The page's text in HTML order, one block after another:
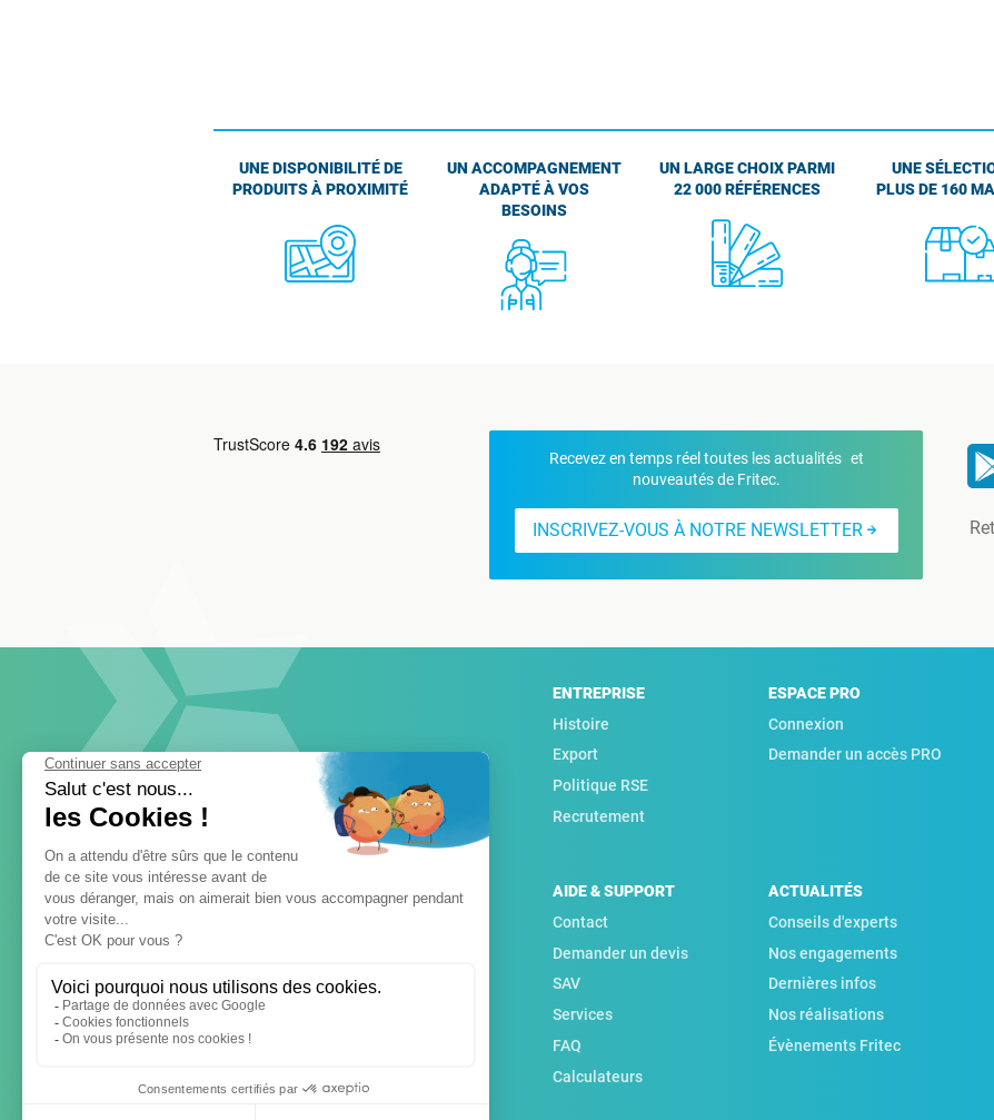
UNE DISPONIBILITÉ DE
PRODUITS À PROXIMITÉ
UN ACCOMPAGNEMENT
ADAPTÉ À VOS
BESOINS
UN LARGE CHOIX PARMI
22 000 RÉFÉRENCES
UNE
PLUS DE 160
Recevez en temps réel toutes les actualités et
nouveautés de Fritec.
INSCRIVEZ-VOUS À NOTRE NEWSLETTER
ENTREPRISE
Histoire
Export
Politique RSE
Recrutement
ESPACE PRO
Connexion
Demander un accès PRO
AIDE & SUPPORT
Contact
Demander un devis
SAV
Services
FAQ
Calculateurs
ACTUALITÉS
Conseils d'experts
Nos engagements
Dernières infos
Nos réalisations
Évènements Fritec